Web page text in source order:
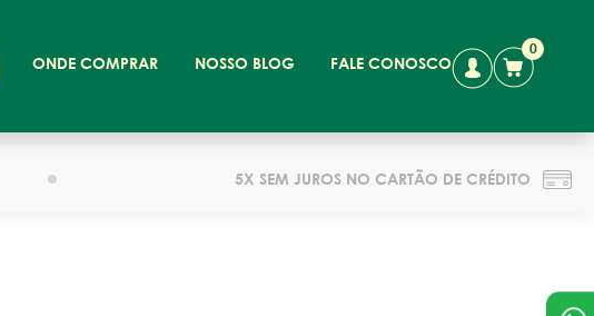
0
ONDE COMPRAR NOSSO BLOG FALE CONOSCO
5X SEM JUROS NO CARTÃO DE CRÉDITO